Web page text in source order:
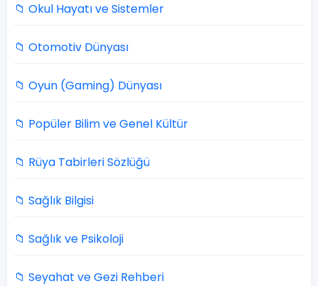
📁 Okul Hayatı ve Sistemler
📁 Otomotiv Dünyası
📁 Oyun (Gaming) Dünyası
📁 Popüler Bilim ve Genel Kültür
📁 Rüya Tabirleri Sözlüğü
📁 Sağlık Bilgisi
📁 Sağlık ve Psikoloji
📁 Seyahat ve Gezi Rehberi